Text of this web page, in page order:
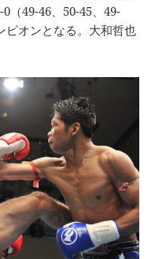
（49-46、50-45、49-
ピオンとなる。大和哲也